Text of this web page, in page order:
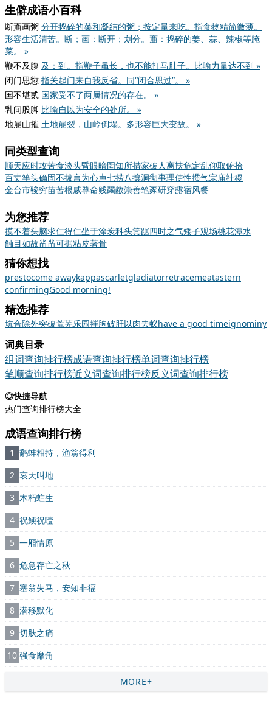
生僻成语小百科
断齑画粥 分开捣碎的菜和凝结的粥；按定量来吃。指食物精简微薄。
形容生活清苦。断；画：断开；划分。齑：捣碎的姜、蒜、辣椒等腌
菜。 »
鞭不及腹 及：到。指鞭子虽长，也不能打马肚子。比喻力量达不到 »
闭门思愆 指关起门来自我反省。同“闭合思过”。 »
国不堪贰 国家受不了两属情况的存在。 »
乳间股脚 比喻自以为安全的处所。 »
地崩山摧 土地崩裂，山岭倒塌。多形容巨大变故。 »
同类型查询
顺天应时攻苦食淡头昏眼暗罔知所措家破人离扶危定乱仰取俯拾
百丈竿头确固不拔言为心声七捞八攘洞彻事理使性掼气宗庙社稷
金台市骏穷苗苦根威尊命贱蠲敝崇善笔冢研穿露宿风餐
为您推荐
摸不着头脑求仁得仁坐于涂炭科头箕踞四时之气矮子观场桃花潭水
触目如故凿凿可据粘皮著骨
猜你想找
prestocome awaykappascarletgladiatorretracemeatastern
confirmingGood morning!
精选推荐
坑合除外突破荒芜乐园摧胸破肝以肉去蚁have a good timeignominy
词典目录
组词查询排行榜成语查询排行榜单词查询排行榜
笔顺查询排行榜近义词查询排行榜反义词查询排行榜
◎快捷导航
热门查询排行榜大全
成语查询排行榜
1 鹬蚌相持，渔翁得利
2 哀天叫地
3 木朽蛀生
4 祝鲠祝噎
5 一厢情原
6 危急存亡之秋
7 塞翁失马，安知非福
8 潜移默化
9 切肤之痛
10 强食靡角
MORE+